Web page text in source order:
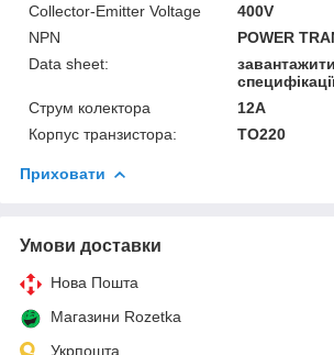
Collector-Emitter Voltage
400V
NPN
POWER
Data sheet:
Струм колектора
12А
Корпус транзистора:
ТО220
Приховати
Умови доставки
Нова Пошта
Магазини Rozetka
Укрпошта